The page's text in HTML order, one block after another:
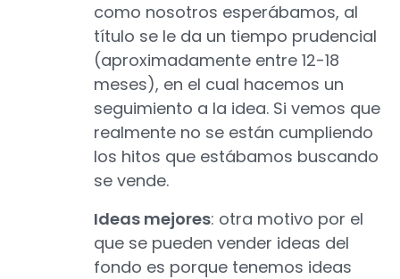
como nosotros esperábamos, al
título se le da un tiempo prudencial
(aproximadamente entre 12-18
meses), en el cual hacemos un
seguimiento a la idea. Si vemos que
realmente no se están cumpliendo
los hitos que estábamos buscando
se vende.
Ideas mejores: otra motivo por el
que se pueden vender ideas del
fondo es porque tenemos ideas